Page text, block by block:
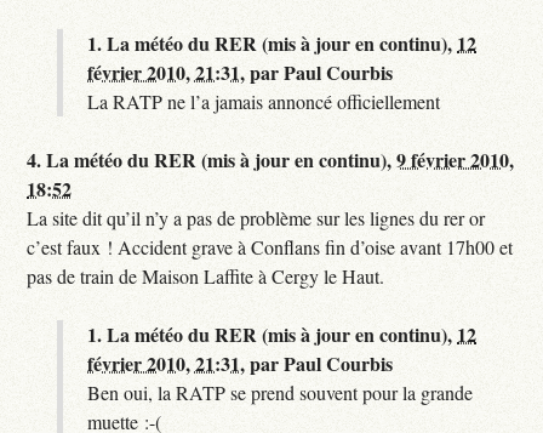
1.La météo du RER (mis à jour en continu), 12
février 2010, 21:31,parPaul Courbis
La RATP ne l’a jamais annoncé officiellement
4.La météo du RER (mis à jour en continu),9 février 2010,
18:52
La site dit qu’il n’y a pas de problème sur les lignes du rer or
c’est faux ! Accident grave à Conflans fin d’oise avant 17h00 et
pas de train de Maison Laffite à Cergy le Haut.
1.La météo du RER (mis à jour en continu), 12
février 2010, 21:31,parPaul Courbis
Ben oui, la RATP se prend souvent pour la grande
muette :-(